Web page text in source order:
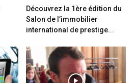
Découvrez la 1ère édition du
Salon de l’immobilier
international de prestige...